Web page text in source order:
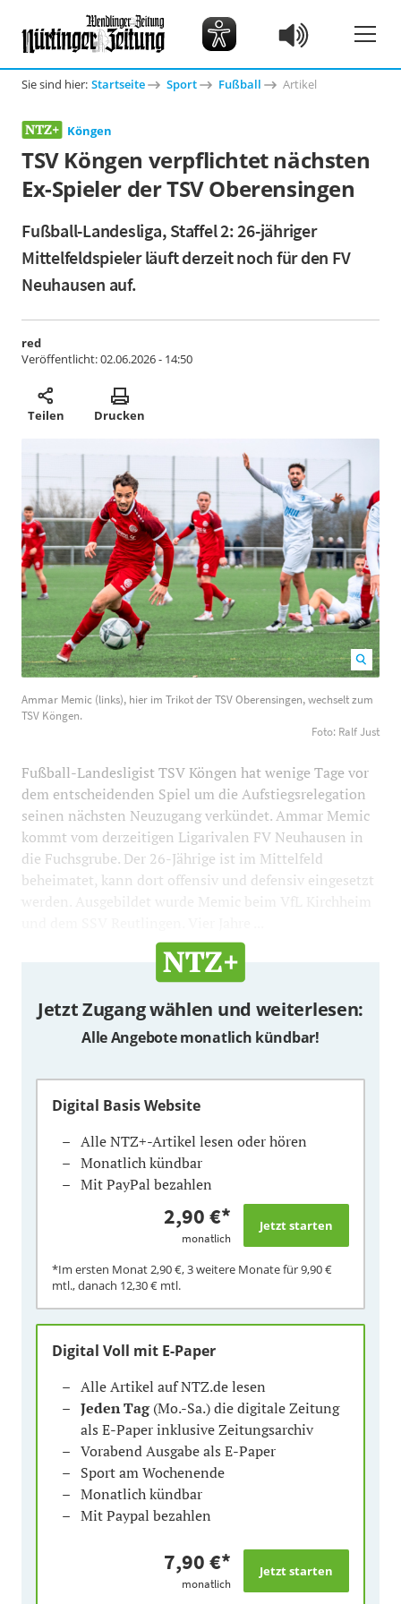
Sie sind hier: Startseite Sport Fußball Artikel
Köngen
TSV Köngen verpflichtet nächsten
Ex-Spieler der TSV Oberensingen
Fußball-Landesliga, Staffel 2: 26-jähriger
Mittelfeldspieler läuft derzeit noch für den FV
Neuhausen auf.
red
Veröffentlicht:02.06.2026 - 14:50
Teilen Drucken
Oberensingen, wechselt zum TSV Köngen. Foto: Ralf
Ammar Memic (links), hier im Trikot der TSV Oberensingen, wechselt zum
TSV Köngen.
Foto: Ralf Just
Fußball-Landesligist TSV Köngen hat wenige Tage vor
dem entscheidenden Spiel um die Aufstiegsrelegation
seinen nächsten Neuzugang verkündet. Ammar Memic
kommt vom derzeitigen Ligarivalen FV Neuhausen in
die Fuchsgrube. Der 26-Jährige ist im Mittelfeld
beheimatet, kann dort offensiv und defensiv eingesetzt
werden. Ausgebildet wurde Memic beim VfL Kirchheim
Jetzt Zugang wählen und weiterlesen:
Alle Angebote monatlich kündbar!
Digital Basis Website
Alle NTZ+-Artikel lesen oder hören
Monatlich kündbar
Mit PayPal bezahlen
2,90 €*
monatlich
*Im ersten Monat2,90 €, 3 weitere Monate für9,90 €
mtl., danach 12,30 € mtl.
Digital Voll mit E-Paper
Alle Artikel auf NTZ.de lesen
Jeden Tag(Mo.-Sa.) die digitale Zeitung
als E-Paper inklusive Zeitungsarchiv
Vorabend Ausgabe als E-Paper
Sport am Wochenende
Monatlich kündbar
Mit Paypal bezahlen
7,90 €*
monatlich